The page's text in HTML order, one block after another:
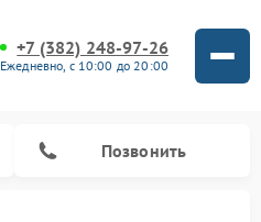
+7 (382) 248-97-26
Ежедневно, с 10:00 до 20:00
Позвонить